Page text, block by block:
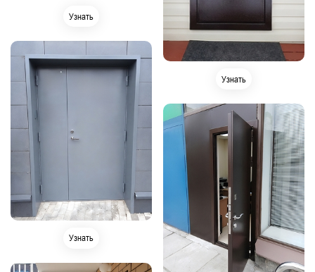
Узнать
Узнать
Узнать